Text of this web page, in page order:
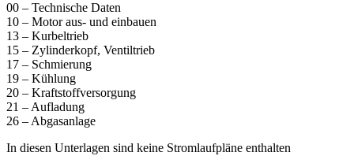
00 – Technische Daten
10 – Motor aus- und einbauen
13 – Kurbeltrieb
15 – Zylinderkopf, Ventiltrieb
17 – Schmierung
19 – Kühlung
20 – Kraftstoffversorgung
21 – Aufladung
26 – Abgasanlage
In diesen Unterlagen sind keine Stromlaufpläne enthalten